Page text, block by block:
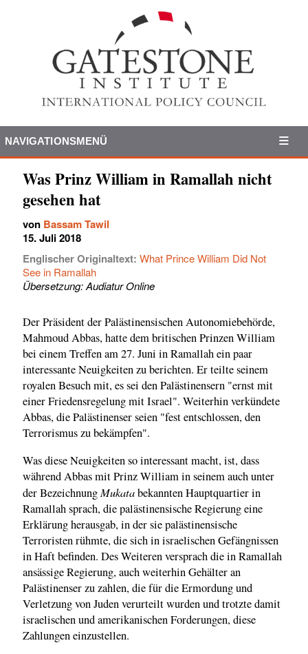
NAVIGATIONSMENÜ
Was Prinz William in Ramallah nicht
gesehen hat
von Bassam Tawil
15. Juli 2018
Englischer Originaltext: What Prince William Did Not
See in Ramallah
Übersetzung: Audiatur Online
Der Präsident der Palästinensischen Autonomiebehörde,
Mahmoud Abbas, hatte dem britischen Prinzen William
bei einem Treffen am 27. Juni in Ramallah ein paar
interessante Neuigkeiten zu berichten. Er teilte seinem
royalen Besuch mit, es sei den Palästinensern "ernst mit
einer Friedensregelung mit Israel". Weiterhin verkündete
Abbas, die Palästinenser seien "fest entschlossen, den
Terrorismus zu bekämpfen".
Was diese Neuigkeiten so interessant macht, ist, dass
während Abbas mit Prinz William in seinem auch unter
der BezeichnungMukatabekannten Hauptquartier in
Ramallah sprach, die palästinensische Regierung eine
Erklärung herausgab, in der sie palästinensische
Terroristen rühmte, die sich in israelischen Gefängnissen
in Haft befinden. Des Weiteren versprach die in Ramallah
ansässige Regierung, auch weiterhin Gehälter an
Palästinenser zu zahlen, die für die Ermordung und
Verletzung von Juden verurteilt wurden und trotzte damit
israelischen und amerikanischen Forderungen, diese
Zahlungen einzustellen.